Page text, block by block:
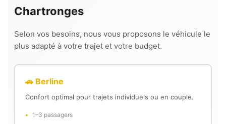
Chartronges
Selon vos besoins, nous vous proposons le véhicule le
plus adapté à votre trajet et votre budget.
🚗 Berline
Confort optimal pour trajets individuels ou en couple.
1–3 passagers